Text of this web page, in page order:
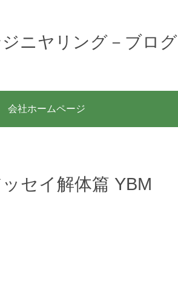
ジニヤリング－ブログ
会社ホームページ
セイ解体篇 YBM